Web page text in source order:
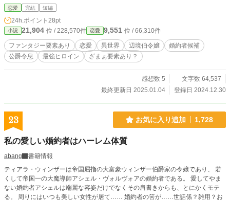
なるなら剣術も弓術も魔法も他のやつに負けてはならん。」 来る日も来る日も
勉強と、稽古の毎日。ドレスを着た記憶なんてほとんど無い。 「ドレスを着る
暇があるなら鎧を身に着けて魔物討伐に行ってこい！」とよく言われたものだ。
ジャンヴィエ辺境伯の跡取りとしてルナフルール国の臣下として必死に耐えてき
たのだが… 「どういうことでしょうか…父上…。」 「女性が爵位を継ぐ場合、
18までに婚約者が居なくてはならないのだが逃げられてしまったんだ…だから
あと半年で婚約者を見つけなくてはならなくなった…」 そんな話初耳です…父
恋愛 完結 短編
24h.ポイント 28pt
小説 21,904 位 / 228,570件 恋愛 9,551 位 / 66,310件
ファンタジー要素あり 恋愛 異世界 辺境伯令嬢
婚約者候補
公爵令息
最強ヒロイン ざまぁ要素あり？
感想数 5
文字数 64,537
最終更新日 2025.01.04
登録日 2024.12.30
23 お気に入り追加 1,728
私の愛しい婚約者はハーレム体質
abang
書籍情報
ティアラ・ウィンザーは帝国屈指の大富豪ウィンザー伯爵家の令嬢であり、 若
くして帝国一の大魔導師アシェル・ヴォルヴォアの婚約者である。 愛してやま
ない婚約者アシェルは端麗な容姿だけでなくその肩書きからも、とにかくモテ
る。 周りにはいつも美しい女性が居て…… 婚約者の筈が……世話係？雑用？お